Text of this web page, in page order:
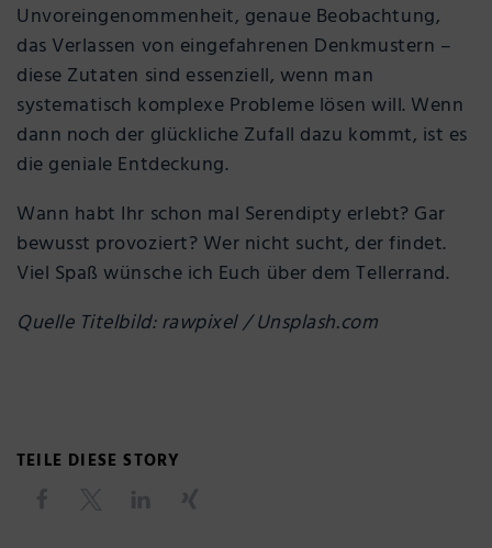
Unvoreingenommenheit, genaue Beobachtung,
das Verlassen von eingefahrenen Denkmustern –
diese Zutaten sind essenziell, wenn man
systematisch komplexe Probleme lösen will. Wenn
dann noch der glückliche Zufall dazu kommt, ist es
die geniale Entdeckung.
Wann habt Ihr schon mal Serendipty erlebt? Gar
bewusst provoziert? Wer nicht sucht, der findet.
Viel Spaß wünsche ich Euch über dem Tellerrand.
Quelle Titelbild: rawpixel / Unsplash.com
TEILE DIESE STORY